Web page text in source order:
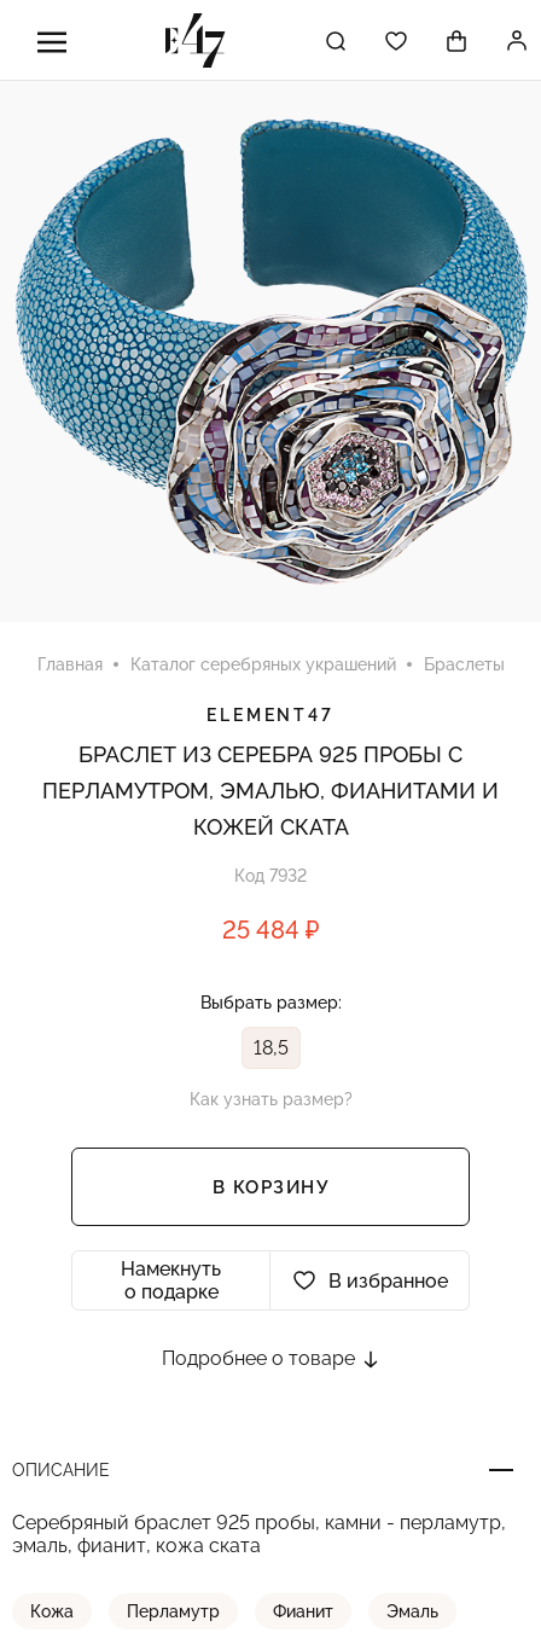
Главная Каталог серебряных украшений Браслеты
ELEMENT47
БРАСЛЕТ ИЗ СЕРЕБРА 925 ПРОБЫ С
ПЕРЛАМУТРОМ, ЭМАЛЬЮ, ФИАНИТАМИ И
КОЖЕЙ СКАТА
Код 7932
25 484 ₽
Выбрать размер:
18,5
Как узнать размер?
В КОРЗИНУ
Намекнуть
о подарке
В избранное
Подробнее о товаре
ОПИСАНИЕ
Серебряный браслет 925 пробы, камни - перламутр,
эмаль, фианит, кожа ската
Кожа Перламутр Фианит Эмаль